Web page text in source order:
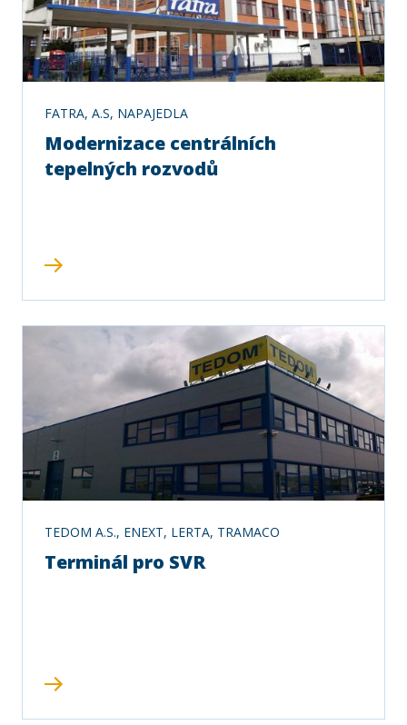
FATRA, A.S, NAPAJEDLA
Modernizace centrálních
tepelných rozvodů
TEDOM A.S., ENEXT, LERTA, TRAMACO
Terminál pro SVR